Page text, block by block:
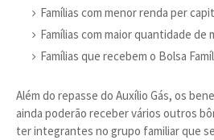
Famílias com menor renda per
Famílias com maior quantidade de
Famílias que recebem o Bolsa
Além do repasse do Auxílio Gás, os
ainda poderão receber vários outros
ter integrantes no grupo familiar que